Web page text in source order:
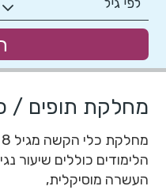
מחלקת תופים /
מחלקת כלי הקשה מגיל 8 ומעלה
הלימודים כוללים שיעור
העשרה מוסיקלית,